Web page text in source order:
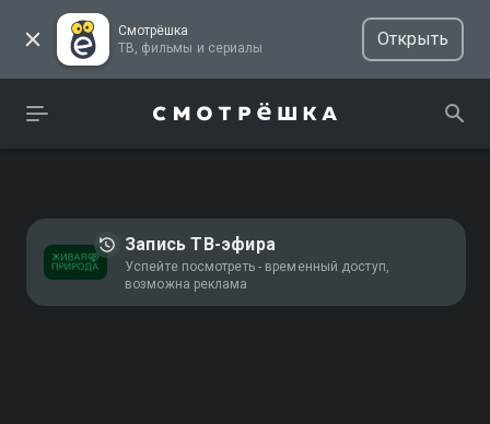
Смотрёшка
ТВ, фильмы и сериалы
Открыть
Запись ТВ-эфира
Успейте посмотреть - временный доступ,
возможна реклама